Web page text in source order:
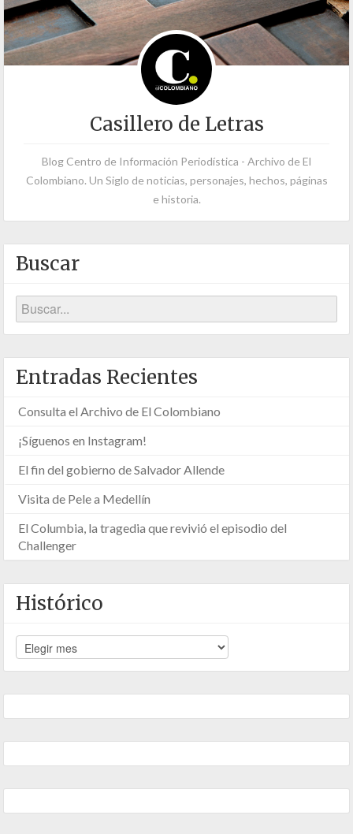
Casillero de Letras
Blog Centro de Información Periodística - Archivo de El
Colombiano. Un Siglo de noticias, personajes, hechos, páginas
e historia.
Buscar
Entradas Recientes
Consulta el Archivo de El Colombiano
¡Síguenos en Instagram!
El fin del gobierno de Salvador Allende
Visita de Pele a Medellín
El Columbia, la tragedia que revivió el episodio del
Challenger
Histórico